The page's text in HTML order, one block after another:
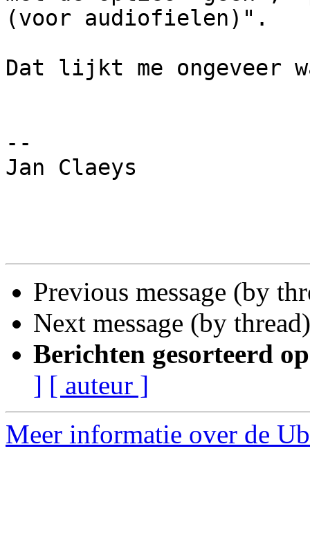
(voor audiofielen)".
Dat lijkt me
--
Jan Claeys
Previous message (by
Next message (by
Berichten gesorteerd
] [ auteur ]
Meer informatie over de